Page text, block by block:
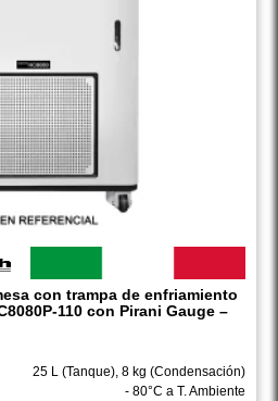
con trampa de enfriamiento
110 con Pirani Gauge –
25 L (Tanque), 8 kg (Condensación)
- 80°C a T. Ambiente